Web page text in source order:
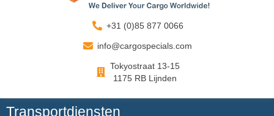
+31 (0)85 877 0066
info@cargospecials.com
Tokyostraat 13-15
1175 RB Lijnden
Transportdiensten